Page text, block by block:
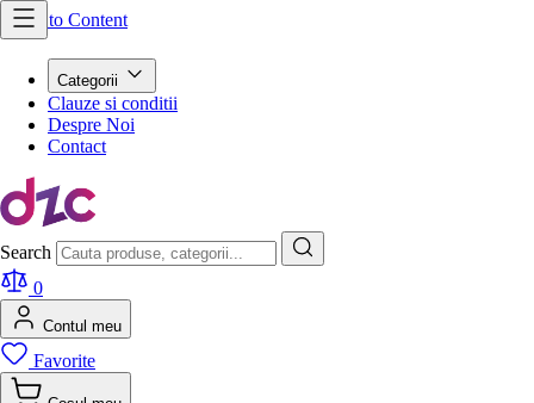
Skip to Content
Categorii
Clauze si conditii
Despre Noi
Contact
Search
0
Contul meu
Favorite